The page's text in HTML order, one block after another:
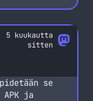
5 kuukautta
sitten
se
ja